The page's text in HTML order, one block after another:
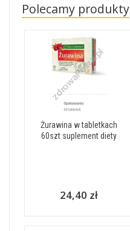
Polecamy produkty
Żurawina w tabletkach
60szt suplement diety
24,40 zł